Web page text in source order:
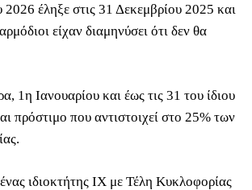
έληξε στις 31 Δεκεμβρίου 2025 και
είχαν διαμηνύσει ότι δεν θα
1η Ιανουαρίου και έως τις 31 του ίδιου
πρόστιμο που αντιστοιχεί στο 25% των
ιδιοκτήτης ΙΧ με Τέλη Κυκλοφορίας